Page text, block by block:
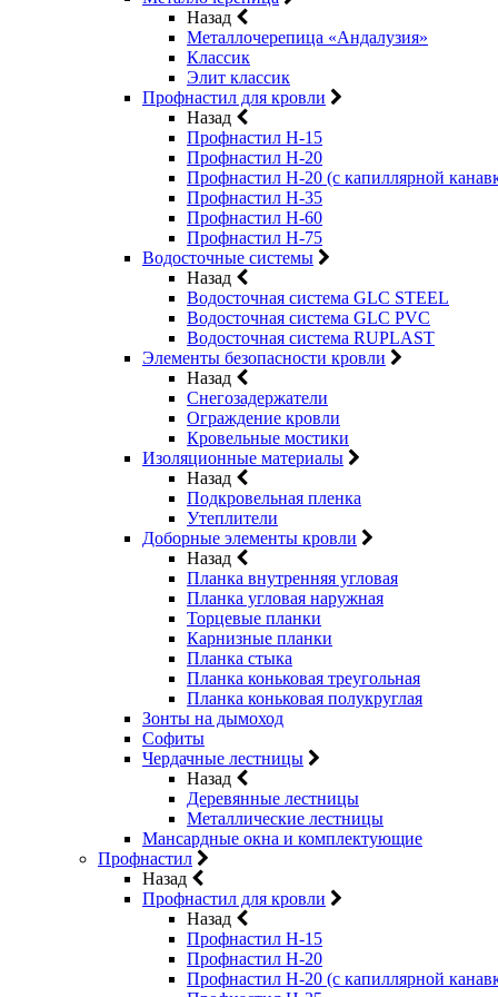
Назад
Металлочерепица «Андалузия»
Классик
Элит классик
Профнастил для кровли
Назад
Профнастил Н-15
Профнастил Н-20
Профнастил Н-20 (с капиллярной
Профнастил Н-35
Профнастил Н-60
Профнастил Н-75
Водосточные системы
Назад
Водосточная система GLC STEEL
Водосточная система GLC PVC
Водосточная система RUPLAST
Элементы безопасности кровли
Назад
Снегозадержатели
Ограждение кровли
Кровельные мостики
Изоляционные материалы
Назад
Подкровельная пленка
Утеплители
Доборные элементы кровли
Назад
Планка внутренняя угловая
Планка угловая наружная
Торцевые планки
Карнизные планки
Планка стыка
Планка коньковая треугольная
Планка коньковая полукруглая
Зонты на дымоход
Софиты
Чердачные лестницы
Назад
Деревянные лестницы
Металлические лестницы
Мансардные окна и комплектующие
Профнастил
Назад
Профнастил для кровли
Назад
Профнастил Н-15
Профнастил Н-20
Профнастил Н-20 (с капиллярной